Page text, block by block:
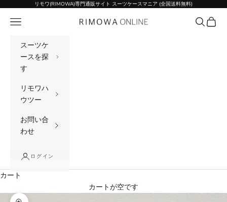
コンテンツへスキップリモワ(RIMOWA)専門通販サイト スーツケースマニア (全国送料無料)
リモワ(RIMOWA)専門通販サイト スーツケー
メニュー 検索カート
スーツケ
ースを探
す
リモワハ
ウツー
お問い合
わせ
ログイン
カート
カートが空です